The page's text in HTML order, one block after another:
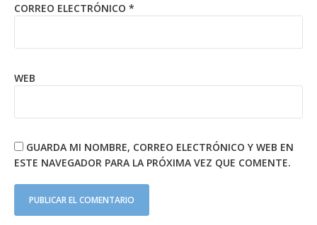
CORREO ELECTRÓNICO *
WEB
GUARDA MI NOMBRE, CORREO ELECTRÓNICO Y WEB EN
ESTE NAVEGADOR PARA LA PRÓXIMA VEZ QUE COMENTE.